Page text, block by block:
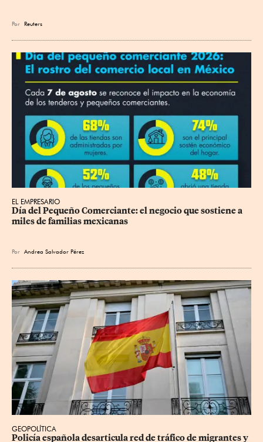
Por Reuters
EL EMPRESARIO
Día del Pequeño Comerciante: el negocio que sostiene a
miles de familias mexicanas
Por Andrea Salvador Pérez
GEOPOLÍTICA
Policía española desarticula red de tráfico de migrantes y